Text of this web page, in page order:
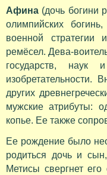
Афина (дочь богини
олимпийских
военной стратегии
ремёсел. Дева-
государств, наук
изобретательности.
других
мужские атрибуты:
копье. Ее также
Ее рождение было
родиться дочь и
Метисы свергнет